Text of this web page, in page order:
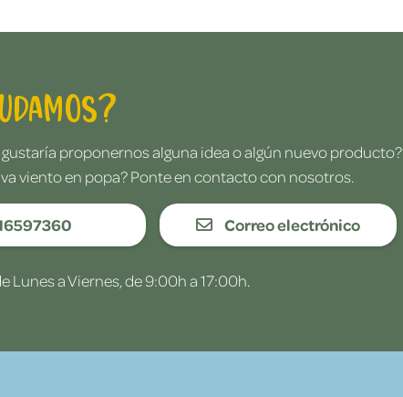
proponernos alguna idea o algún nuevo producto?
viento en popa? Ponte en contacto con nosotros.
Correo electrónico
a Viernes, de 9:00h a 17:00h.